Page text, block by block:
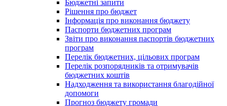
Бюджетні запити
Рішення про бюджет
Інформація про виконання бюджету
Паспорти бюджетних програм
Звіти про виконання паспортів бюджетних
програм
Перелік бюджетних, цільових програм
Перелік розпорядників та отримувачів
бюджетних коштів
Надходження та використання благодійної
допомоги
Прогноз бюджету громади